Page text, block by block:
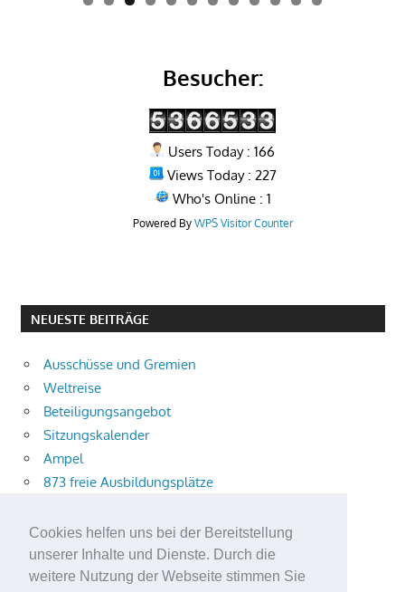
Cookies helfen uns bei der Bereitstellung
unserer Inhalte und Dienste. Durch die
weitere Nutzung der Webseite stimmen Sie
0 1 2
Besucher:
Users Today : 166
Views Today : 227
Who's Online : 1
Powered By WPS Visitor Counter
NEUESTE BEITRÄGE
Ausschüsse und Gremien
Weltreise
Beteiligungsangebot
Sitzungskalender
Ampel
873 freie Ausbildungsplätze
Aktuelle Verkehrsmeldungen
Terracliff
Wärmeplanung